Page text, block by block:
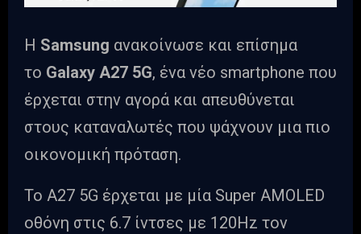
Η Samsung ανακοίνωσε και επίσημα
το Galaxy A27 5G, ένα νέο smartphone που
έρχεται στην αγορά και απευθύνεται
στους καταναλωτές που ψάχνουν μια πιο
οικονομική πρόταση.
Το A27 5G έρχεται με μία Super AMOLED
οθόνη στις 6.7 ίντσες με 120Hz τον